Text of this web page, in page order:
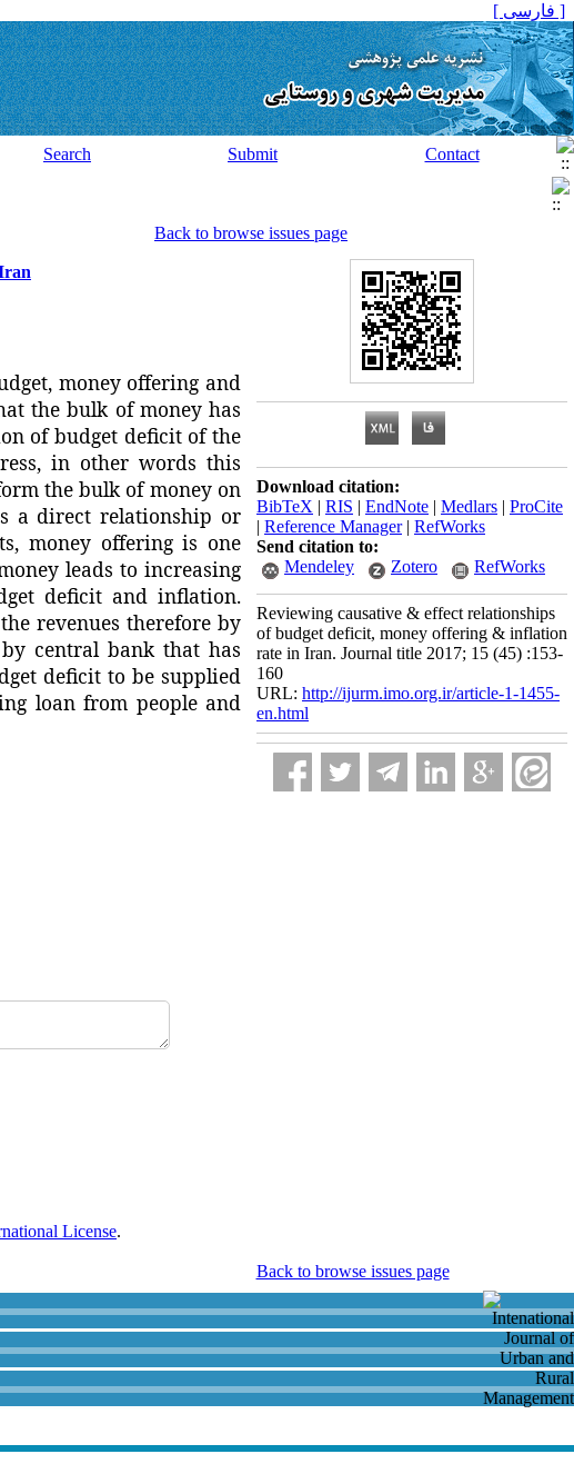
[ فارسی ]
Search Submit Contact
Back to browse issues page
money offering and
the bulk of money has
of budget deficit of the
in other words this
the bulk of money on
a direct relationship or
money offering is one
leads to increasing
deficit and inflation.
revenues therefore by
central bank that has
deficit to be supplied
loan from people and
Download citation:
BibTeX | RIS | EndNote | Medlars | ProCite
| Reference Manager| RefWorks
Send citation to:
Mendeley
Zotero RefWorks
Reviewing causative & effect relationships
of budget deficit, money offering & inflation
rate in Iran. Journal title 2017; 15 (45) :153-
160
URL: http://ijurm.imo.org.ir/article-1-1455-
en.html
License.
Back to browse issues page